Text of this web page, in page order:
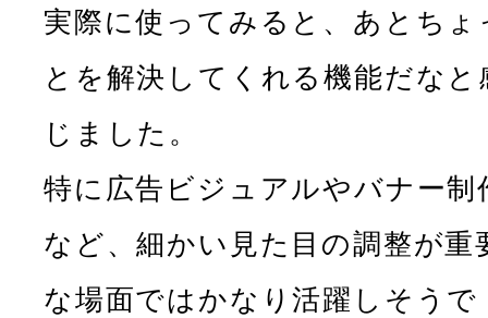
実際に使ってみると、あとちょ
とを解決してくれる機能だなと
じました。
特に広告ビジュアルやバナー制
など、細かい見た目の調整が重
な場面ではかなり活躍しそうで